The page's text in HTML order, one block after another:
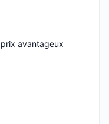
avantageux